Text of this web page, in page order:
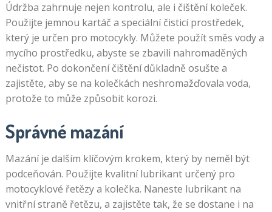
Údržba zahrnuje nejen kontrolu, ale i čištění koleček.
Použijte jemnou kartáč a speciální čisticí prostředek,
který je určen pro motocykly. Můžete použít směs vody a
mycího prostředku, abyste se zbavili nahromaděných
nečistot. Po dokončení čištění důkladně osušte a
zajistěte, aby se na kolečkách neshromažďovala voda,
protože to může způsobit korozi.
Správné mazání
Mazání je dalším klíčovým krokem, který by neměl být
podceňován. Použijte kvalitní lubrikant určený pro
motocyklové řetězy a kolečka. Naneste lubrikant na
vnitřní straně řetězu, a zajistěte tak, že se dostane i na